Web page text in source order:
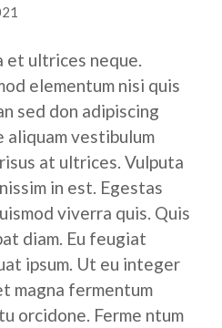
et ultrices neque.
elementum nisi quis
sed don adipiscing
aliquam vestibulum
at ultrices. Vulputa
in est. Egestas
viverra quis. Quis
diam. Eu feugiat
ipsum. Ut eu integer
magna fermentum
orcidone. Ferme ntum